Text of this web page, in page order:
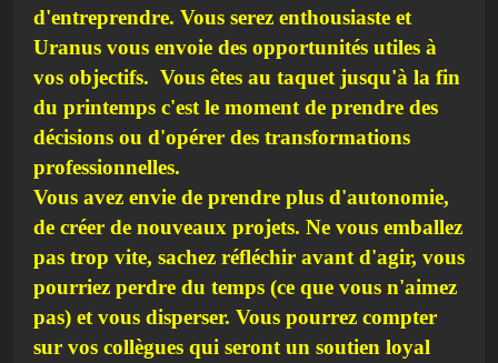
d'entreprendre. Vous serez enthousiaste et
Uranus vous envoie des opportunités utiles à
vos objectifs. Vous êtes au taquet jusqu'à la fin
du printemps c'est le moment de prendre des
décisions ou d'opérer des transformations
professionnelles.
Vous avez envie de prendre plus d'autonomie,
de créer de nouveaux projets. Ne vous emballez
pas trop vite, sachez réfléchir avant d'agir, vous
pourriez perdre du temps (ce que vous n'aimez
pas) et vous disperser. Vous pourrez compter
sur vos collègues qui seront un soutien loyal